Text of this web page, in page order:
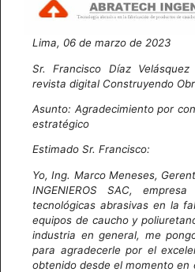
Lima, 06 de marzo de 2023
Sr. Francisco Díaz Velásquez
revista digital Construyendo
Asunto: Agradecimiento por
estratégico
Estimado Sr. Francisco:
Yo, Ing. Marco Meneses,
INGENIEROS SAC,
tecnológicas abrasivas en la
equipos de caucho y
industria en general, me
para agradecerle por el
obtenido desde el momento en